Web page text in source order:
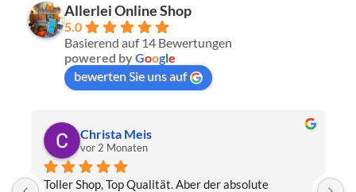
Allerlei Online Shop
5.0
Basierend auf 14 Bewertungen
powered byGoogle
bewerten Sie uns auf
Christa Meis
vor 2 Monaten
Toller Shop, Top Qualität. Aber der absolute